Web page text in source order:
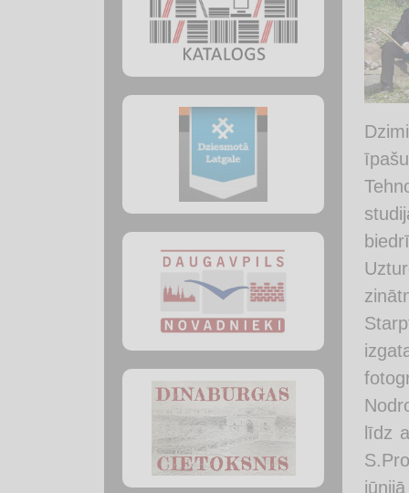
līdz